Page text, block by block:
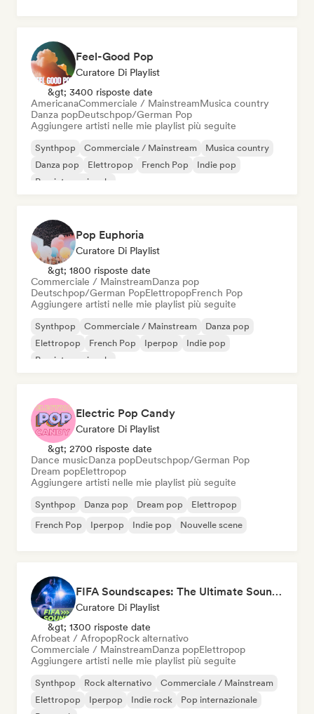
Feel-Good Pop
Curatore Di Playlist
&gt; 3400 risposte date
AmericanaCommerciale / MainstreamMusica country
Danza popDeutschpop/German Pop
Aggiungere artisti nelle mie playlist più seguite
Synthpop Commerciale / Mainstream
Musica country
Danza pop
Elettropop French Pop
Indie pop
Pop internazionale
Pop Euphoria
Curatore Di Playlist
&gt; 1800 risposte date
Commerciale / MainstreamDanza pop
Deutschpop/German PopElettropopFrench Pop
Aggiungere artisti nelle mie playlist più seguite
Synthpop Commerciale / Mainstream
Danza pop
Elettropop
French Pop Iperpop
Indie pop
Pop internazionale
Electric Pop Candy
Curatore Di Playlist
&gt; 2700 risposte date
Dance musicDanza popDeutschpop/German Pop
Dream popElettropop
Aggiungere artisti nelle mie playlist più seguite
Synthpop Danza pop Dream pop
Elettropop
French Pop
Iperpop Indie pop Nouvelle scene
FIFA Soundscapes: The Ultimate Soundtrack ⚽️ Festival Indie, Electropop & Dance Anthems
Curatore Di Playlist
&gt; 1300 risposte date
Afrobeat / AfropopRock alternativo
Commerciale / MainstreamDanza popElettropop
Aggiungere artisti nelle mie playlist più seguite
Synthpop Rock alternativo
Commerciale / Mainstream
Elettropop
Iperpop Indie rock
Pop internazionale